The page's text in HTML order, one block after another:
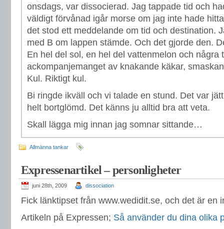
onsdags, var dissocierad. Jag tappade tid och
väldigt förvånad igår morse om jag inte hade
det stod ett meddelande om tid och destination.
med B om lappen stämde. Och det gjorde den.
En hel del sol, en hel del vattenmelon och några
ackompanjemanget av knakande käkar,
Kul. Riktigt kul.
Bi ringde ikväll och vi talade en stund. Det var
helt bortglömd. Det känns ju alltid bra att veta.
Skall lägga mig innan jag somnar sittande…
Allmänna tankar
Expressenartikel – personligheter
juni 28th, 2009 dissociation
Fick länktipset från www.wedidit.se, och det är en
Artikeln på Expressen; Så använder du dina olika